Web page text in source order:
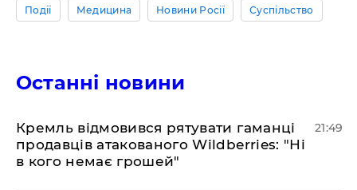
Події Медицина Новини Росії Суспільство
Останні новини
​Кремль відмовився рятувати гаманці
продавців атакованого Wildberries: "Ні
в кого немає грошей"
21:49